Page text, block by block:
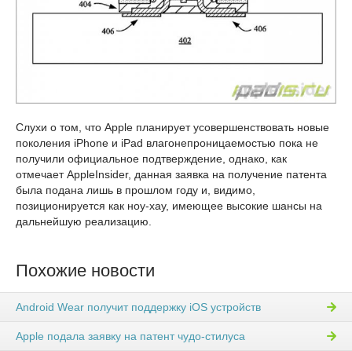
Слухи о том, что Apple планирует усовершенствовать новые
поколения iPhone и iPad влагонепроницаемостью пока не
получили официальное подтверждение, однако, как
отмечает AppleInsider, данная заявка на получение патента
была подана лишь в прошлом году и, видимо,
позиционируется как ноу-хау, имеющее высокие шансы на
дальнейшую реализацию.
Похожие новости
Android Wear получит поддержку iOS устройств
Apple подала заявку на патент чудо-стилуса